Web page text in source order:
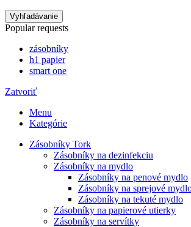
Vyhľadávanie
Popular requests
zásobníky
h1 papier
smart one
Zatvoriť
Menu
Kategórie
Zásobníky Tork
Zásobníky na dezinfekciu
Zásobníky na mydlo
Zásobníky na penové mydlo
Zásobníky na sprejové
Zásobníky na tekuté mydlo
Zásobníky na papierové utierky
Zásobníky na servítky